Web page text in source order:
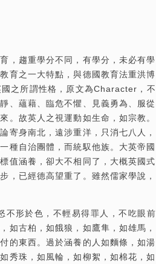
，趨重學分不同，有學分，未必有學
育之一大特點，與德國教育法重洪博
之所謂性格，原文為Character，不
、蘊藉、臨危不懼、見義勇為、服從
。故英人之視運動如生命，如宗教。
寄身南北，遠涉重洋，只消七八人，
種自治團體，而統馭他族。大英帝國
值涵養，卻大不相同了，大概英國式
，已經德高望重了。雖然儒家學說，
不形於色，不輕易得罪人，不吃眼前
如古柏，如餓狼，如鷹隼，如雄馬，
的東西。過於涵養的人如麵條，如湯
秀珠，如風輪，如柳絮，如棉花，如